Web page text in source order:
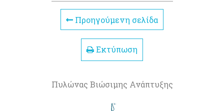
Προηγούμενη σελίδα
Εκτύπωση
Πυλώνας Βιώσιμης Ανάπτυξης